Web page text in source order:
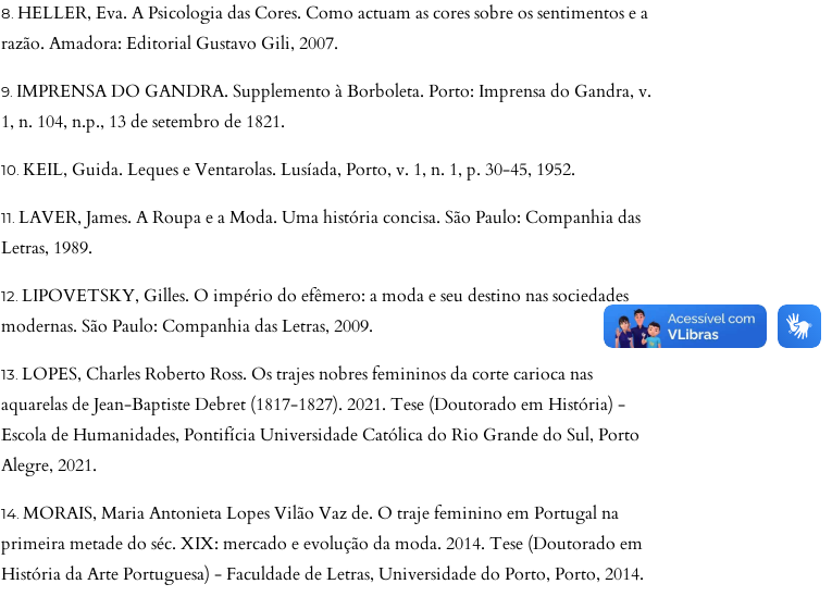
HELLER, Eva. A Psicologia das Cores. Como actuam as cores sobre os sentimentos e a
razão. Amadora: Editorial Gustavo Gili, 2007.
IMPRENSA DO GANDRA. Supplemento à Borboleta. Porto: Imprensa do Gandra, v.
1, n. 104, n.p., 13 de setembro de 1821.
KEIL, Guida. Leques e Ventarolas. Lusíada, Porto, v. 1, n. 1, p. 30-45, 1952.
LAVER, James. A Roupa e a Moda. Uma história concisa. São Paulo: Companhia das
Letras, 1989.
LIPOVETSKY, Gilles. O império do efêmero: a moda e seu destino nas sociedades
modernas. São Paulo: Companhia das Letras, 2009.
LOPES, Charles Roberto Ross. Os trajes nobres femininos da corte carioca nas
aquarelas de Jean-Baptiste Debret (1817-1827). 2021. Tese (Doutorado em História) -
Escola de Humanidades, Pontifícia Universidade Católica do Rio Grande do Sul, Porto
Alegre, 2021.
MORAIS, Maria Antonieta Lopes Vilão Vaz de. O traje feminino em Portugal na
primeira metade do séc. XIX: mercado e evolução da moda. 2014. Tese (Doutorado em
História da Arte Portuguesa) - Faculdade de Letras, Universidade do Porto, Porto, 2014.